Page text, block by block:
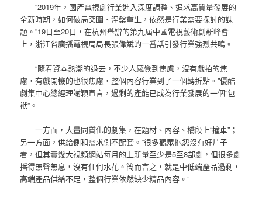
“2019年，國產電視劇行業進入深度調整、追求高質量發展的
全新時期，如何破局突圍、涅槃重生，依然是行業需要探討的課
題。”19日至20日，在杭州舉辦的第九屆中國電視藝術創新峰會
上，浙江省廣播電視局局長張偉斌的一番話引發行業強烈共鳴。
“隨着資本熱潮的退去，不少人感覺到焦慮，沒有戲拍的焦
慮，有戲開機的也很焦慮，整個內容行業到了一個轉折點。”優酷
劇集中心總經理謝穎直言，過剩的產能已成為行業發展的一個“包
袱”。
一方面，大量同質化的劇集，在題材、內容、橋段上“撞車”；
另一方面，供給側和需求側不配套。“很多觀眾抱怨沒有好片子
看，但其實幾大視頻網站每月的上新量至少是5至8部劇，但很多劇
播得無聲無息，沒有任何水花。簡而言之，就是中低端產品過剩，
高端產品供給不足，整個行業依然缺少精品內容。”